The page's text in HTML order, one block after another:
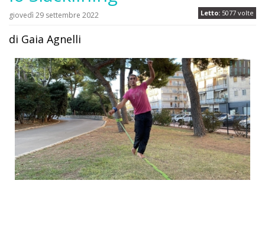
Letto: 5077 volte
giovedì 29 settembre 2022
di Gaia Agnelli